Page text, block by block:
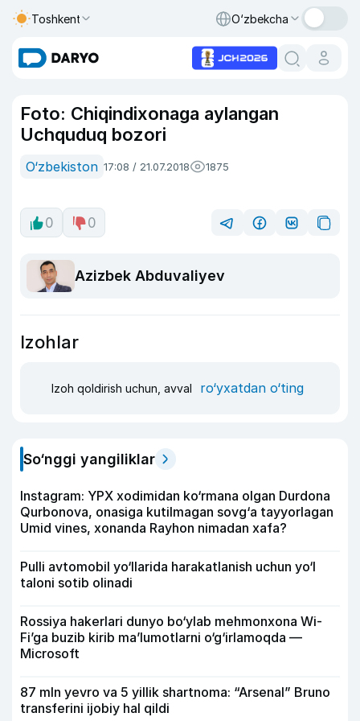
Toshkent O‘zbekcha
Foto: Chiqindixonaga aylangan
Uchquduq bozori
O‘zbekiston 17:08 / 21.07.2018 1875
0 0
Azizbek Abduvaliyev
Izohlar
Izoh qoldirish uchun, avval ro‘yxatdan o‘ting
So‘nggi yangiliklar
Instagram: YPX xodimidan ko‘rmana olgan Durdona
Qurbonova, onasiga kutilmagan sovg‘a tayyorlagan
Umid vines, xonanda Rayhon nimadan xafa?
Pulli avtomobil yo‘llarida harakatlanish uchun yo‘l
taloni sotib olinadi
Rossiya hakerlari dunyo bo‘ylab mehmonxona Wi-
Fi’ga buzib kirib ma’lumotlarni o‘g‘irlamoqda —
Microsoft
87 mln yevro va 5 yillik shartnoma: “Arsenal” Bruno
transferini ijobiy hal qildi